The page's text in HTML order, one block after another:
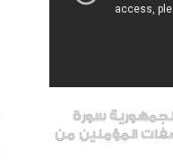
سورة
وعبر / الجزء/ 1 { صفات المؤمنين من